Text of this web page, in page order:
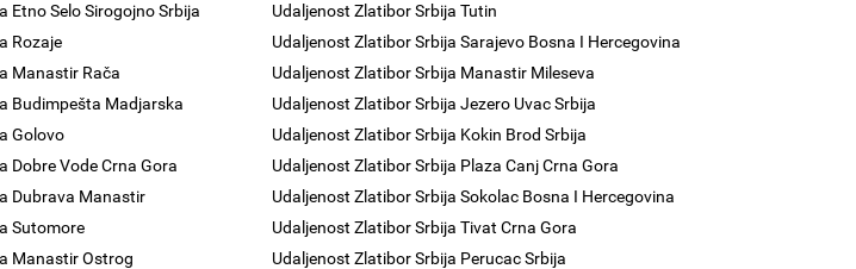
Etno Selo Sirogojno Srbija
Udaljenost Zlatibor Srbija Tutin
Rozaje
Udaljenost Zlatibor Srbija Sarajevo Bosna I Hercegovina
Manastir Rača
Udaljenost Zlatibor Srbija Manastir Mileseva
Budimpešta Madjarska
Udaljenost Zlatibor Srbija Jezero Uvac Srbija
Golovo
Udaljenost Zlatibor Srbija Kokin Brod Srbija
Dobre Vode Crna Gora
Udaljenost Zlatibor Srbija Plaza Canj Crna Gora
Dubrava Manastir
Udaljenost Zlatibor Srbija Sokolac Bosna I Hercegovina
Sutomore
Udaljenost Zlatibor Srbija Tivat Crna Gora
Manastir Ostrog
Udaljenost Zlatibor Srbija Perucac Srbija